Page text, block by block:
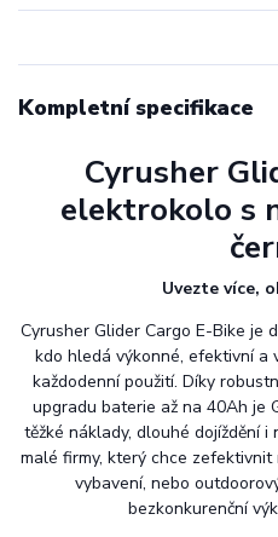
Kompletní specifikace
Cyrusher
elektrokolo s
Uvezte více,
Cyrusher Glider Cargo E-Bike je
kdo hledá výkonné, efektivní
každodenní použití. Díky
upgradu baterie až na 40Ah je
těžké náklady, dlouhé dojíždění
malé firmy, který chce zefektivnit
vybavení, nebo
bezkonkurenční